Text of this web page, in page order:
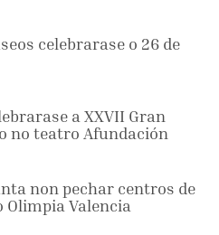
celebrarase o 26 de
a XXVII Gran
no teatro Afundación
non pechar centros de
Olimpia Valencia